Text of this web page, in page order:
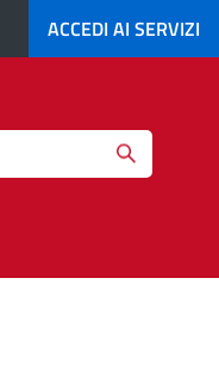
ACCEDI AI SERVIZI
Search